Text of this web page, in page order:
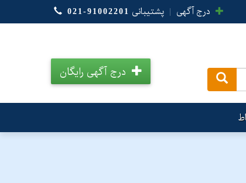
درج آگهی | پشتیبانی 021-91002201
درج آگهی رایگان